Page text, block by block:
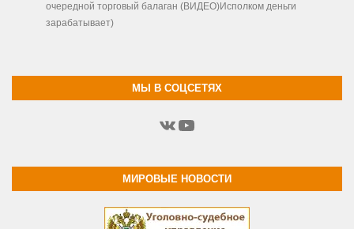
очередной торговый балаган (ВИДЕО)Исполком деньги
зарабатывает)
МЫ В СОЦСЕТЯХ
ВКонтакте
YouTube
МИРОВЫЕ НОВОСТИ